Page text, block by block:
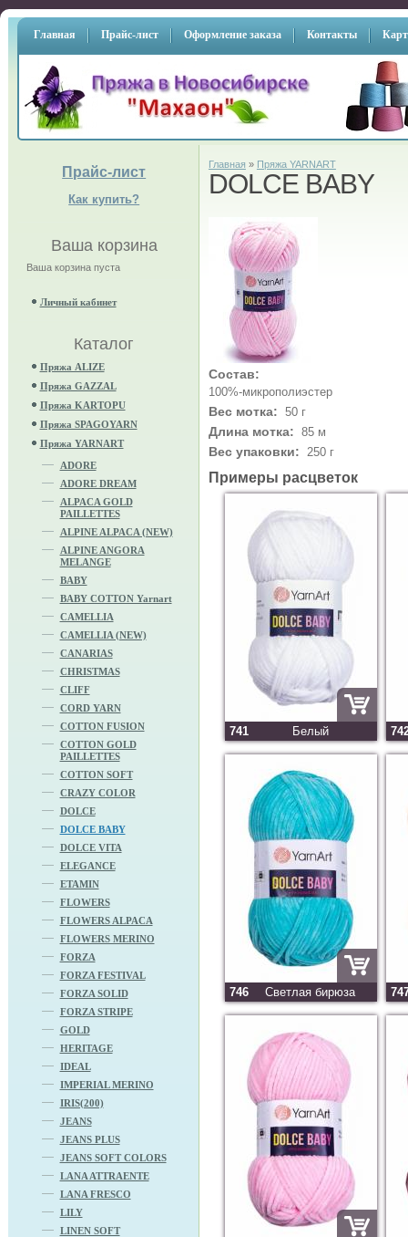
Главная Прайс-лист Оформление заказа Контакты
Прайс-лист
Как купить?
Ваша корзина
Ваша корзина пуста
Личный кабинет
Каталог
Пряжа ALIZE
Пряжа GAZZAL
Пряжа KARTOPU
Пряжа SPAGOYARN
Пряжа YARNART
ADORE
ADORE DREAM
ALPACA GOLD
PAILLETTES
ALPINE ALPACA (NEW)
ALPINE ANGORA
MELANGE
BABY
BABY COTTON Yarnart
CAMELLIA
CAMELLIA (NEW)
CANARIAS
CHRISTMAS
CLIFF
CORD YARN
COTTON FUSION
COTTON GOLD
PAILLETTES
COTTON SOFT
CRAZY COLOR
DOLCE
DOLCE BABY
DOLCE VITA
ELEGANCE
ETAMIN
FLOWERS
FLOWERS ALPACA
FLOWERS MERINO
FORZA
FORZA FESTIVAL
FORZA SOLID
FORZA STRIPE
GOLD
HERITAGE
IDEAL
IMPERIAL MERINO
IRIS(200)
JEANS
JEANS PLUS
JEANS SOFT COLORS
LANA ATTRAENTE
LANA FRESCO
LILY
LINEN SOFT
Главная » Пряжа YARNART
DOLCE BABY
Состав:
100%-микрополиэстер
Вес мотка: 50 г
Длина мотка: 85 м
Вес упаковки: 250 г
Примеры расцветок
741 Белый
746 Светлая бирюза